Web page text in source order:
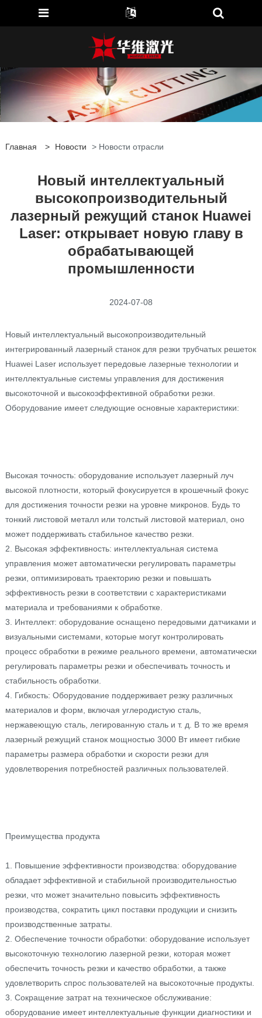
Главная > Новости > Новости отрасли
Новый интеллектуальный
высокопроизводительный
лазерный режущий станок Huawei
Laser: открывает новую главу в
обрабатывающей
промышленности
2024-07-08
Новый интеллектуальный высокопроизводительный
интегрированный лазерный станок для резки трубчатых решеток
Huawei Laser использует передовые лазерные технологии и
интеллектуальные системы управления для достижения
высокоточной и высокоэффективной обработки резки.
Оборудование имеет следующие основные характеристики:
Высокая точность: оборудование использует лазерный луч
высокой плотности, который фокусируется в крошечный фокус
для достижения точности резки на уровне микронов. Будь то
тонкий листовой металл или толстый листовой материал, оно
может поддерживать стабильное качество резки.
2. Высокая эффективность: интеллектуальная система
управления может автоматически регулировать параметры
резки, оптимизировать траекторию резки и повышать
эффективность резки в соответствии с характеристиками
материала и требованиями к обработке.
3. Интеллект: оборудование оснащено передовыми датчиками и
визуальными системами, которые могут контролировать
процесс обработки в режиме реального времени, автоматически
регулировать параметры резки и обеспечивать точность и
стабильность обработки.
4. Гибкость: Оборудование поддерживает резку различных
материалов и форм, включая углеродистую сталь,
нержавеющую сталь, легированную сталь и т. д. В то же время
лазерный режущий станок мощностью 3000 Вт имеет гибкие
параметры размера обработки и скорости резки для
удовлетворения потребностей различных пользователей.
Преимущества продукта
1. Повышение эффективности производства: оборудование
обладает эффективной и стабильной производительностью
резки, что может значительно повысить эффективность
производства, сократить цикл поставки продукции и снизить
производственные затраты.
2. Обеспечение точности обработки: оборудование использует
высокоточную технологию лазерной резки, которая может
обеспечить точность резки и качество обработки, а также
удовлетворить спрос пользователей на высокоточные продукты.
3. Сокращение затрат на техническое обслуживание:
оборудование имеет интеллектуальные функции диагностики и